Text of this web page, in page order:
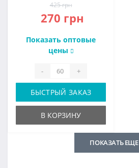
425 грн
270 грн
Показать оптовые
цены
- +
БЫСТРЫЙ ЗАКАЗ
В КОРЗИНУ
ПОКАЗАТЬ ЕЩЕ